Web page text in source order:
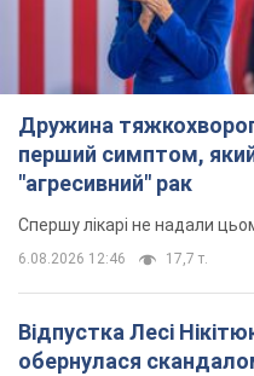
Дружина
перший симптом, який
"агресивний" рак
Спершу лікарі не надали
6.08.2026 12:46 17,7 т.
Відпустка Лесі
обернулася